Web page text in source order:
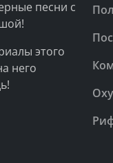
песни с
этого
него